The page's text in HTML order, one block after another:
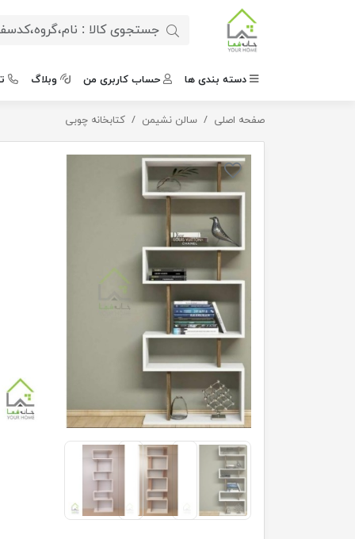
دسته بندی ها حساب کاربری من وبلاگ
صفحه اصلی سالن نشیمن کتابخانه چوبیکتابخانه دکوری طرح جدید مینیمال